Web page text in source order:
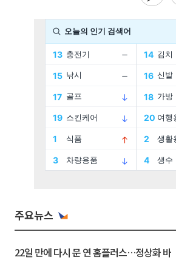
주요뉴스
22일 만에 다시 문 연 홈플러스…정상화 바